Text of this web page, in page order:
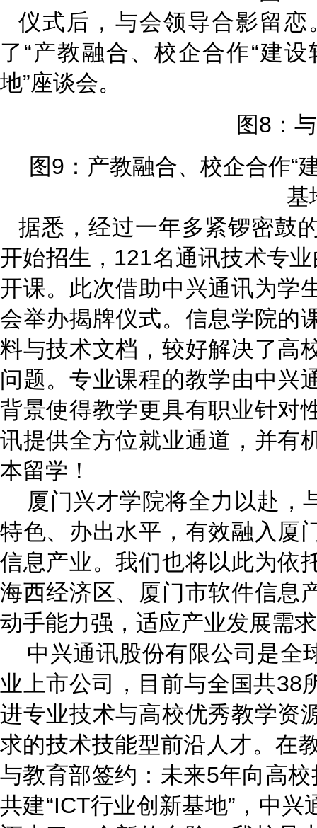
仪式后，与会领导合影留
了“产教融合、校企合作“建
地”座谈会。
图8：
图9：产教融合、校企合作“
基
据悉，经过一年多紧锣密鼓
开始招生，121名通讯技术专
开课。此次借助中兴通讯为学
会举办揭牌仪式。信息学院的
料与技术文档，较好解决了高
问题。专业课程的教学由中兴
背景使得教学更具有职业针对
讯提供全方位就业通道，并有
本留学！
厦门兴才学院将全力以赴，
特色、办出水平，有效融入厦
信息产业。我们也将以此为依
海西经济区、厦门市软件信息
动手能力强，适应产业发展需
中兴通讯股份有限公司是全
业上市公司，目前与全国共38
进专业技术与高校优秀教学资
求的技术技能型前沿人才。在
与教育部签约：未来5年向高
共建“ICT行业创新基地”，中